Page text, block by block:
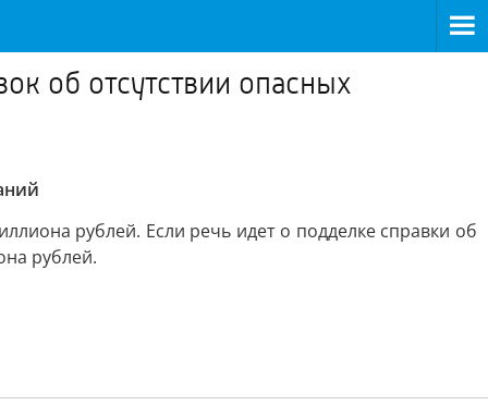
об отсутствии опасных
рублей. Если речь идет о подделке справки об
рублей.